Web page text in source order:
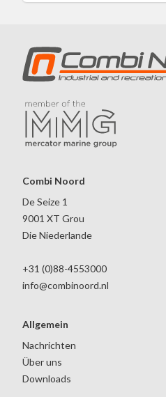
Combi Noord
De Seize 1
9001 XT Grou
Die Niederlande
+31 (0)88-4553000
info@combinoord.nl
Allgemein
Nachrichten
Über uns
Downloads